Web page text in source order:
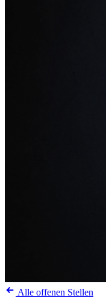
Alle offenen Stellen